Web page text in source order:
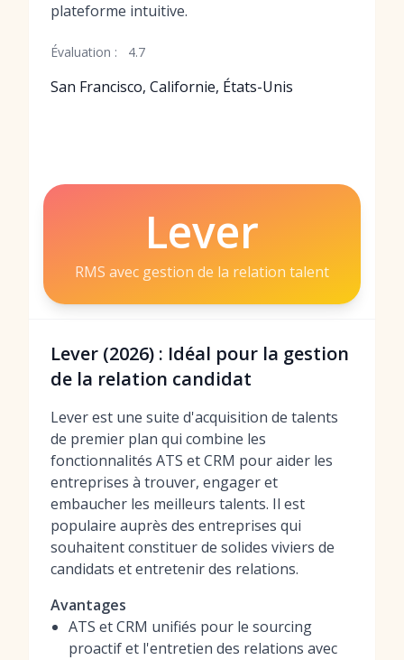
plateforme intuitive.
Évaluation : 4.7
San Francisco, Californie, États-Unis
Lever
RMS avec gestion de la relation talent
Lever (2026) : Idéal pour la gestion
de la relation candidat
Lever est une suite d'acquisition de talents
de premier plan qui combine les
fonctionnalités ATS et CRM pour aider les
entreprises à trouver, engager et
embaucher les meilleurs talents. Il est
populaire auprès des entreprises qui
souhaitent constituer de solides viviers de
candidats et entretenir des relations.
Avantages
ATS et CRM unifiés pour le sourcing
proactif et l'entretien des relations avec